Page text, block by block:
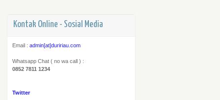
Kontak Online - Sosial Media
Email : admin[at]duririau.com
Whatsapp Chat ( no wa call ) :
0852 7811 1234
Twitter